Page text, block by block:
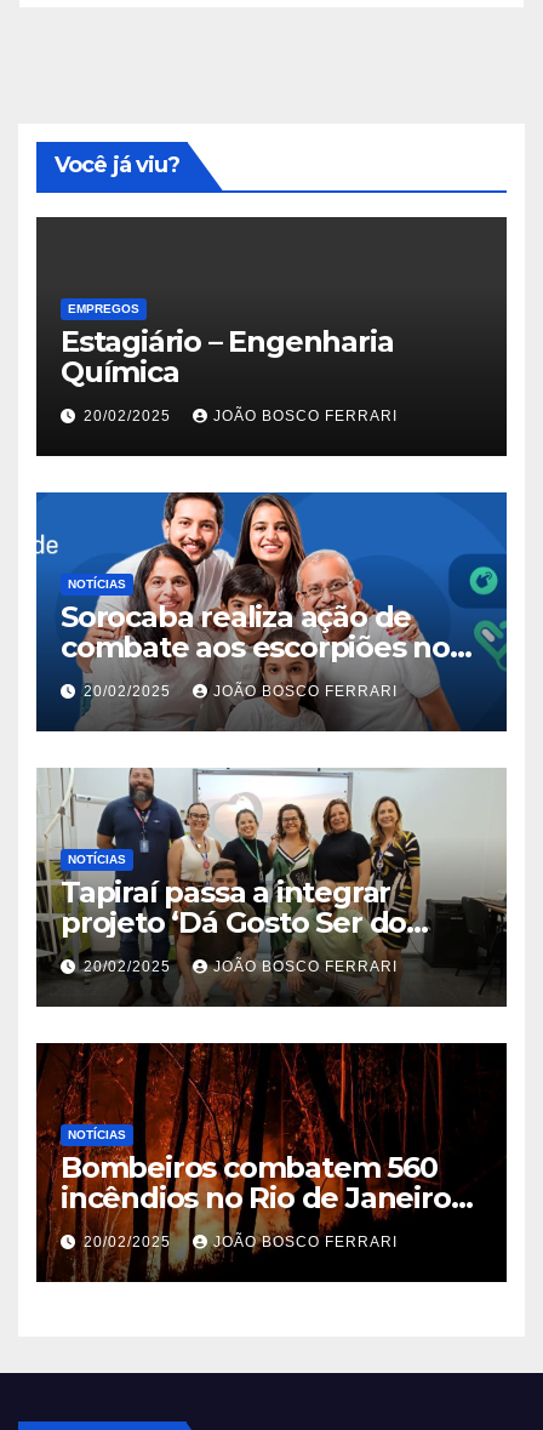
Você já viu?
EMPREGOS
Estagiário – Engenharia
Química
20/02/2025 JOÃO BOSCO FERRARI
NOTÍCIAS
Sorocaba realiza ação de
combate aos escorpiões no
Jardim São Carlos
20/02/2025 JOÃO BOSCO FERRARI
NOTÍCIAS
Tapiraí passa a integrar
projeto ‘Dá Gosto Ser do
Ribeira’ | ASN São Paulo
20/02/2025 JOÃO BOSCO FERRARI
NOTÍCIAS
Bombeiros combatem 560
incêndios no Rio de Janeiro
em 2025
20/02/2025 JOÃO BOSCO FERRARI